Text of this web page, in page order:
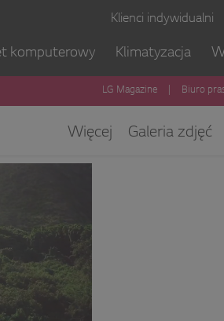
Klienci indywidualni
komputerowy Klimatyzacja
LG Magazine Biuro
Więcej Galeria zdjęć